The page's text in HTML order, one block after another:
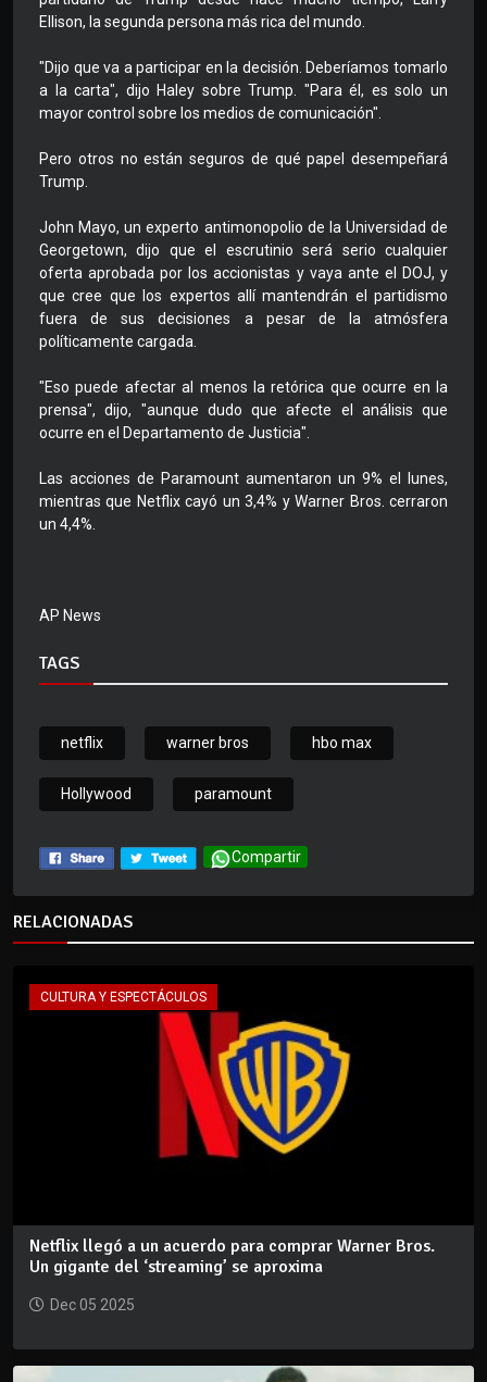
Ellison, la segunda persona más rica del mundo.
"Dijo que va a participar en la decisión. Deberíamos tomarlo
a la carta", dijo Haley sobre Trump. "Para él, es solo un
mayor control sobre los medios de comunicación".
Pero otros no están seguros de qué papel desempeñará
Trump.
John Mayo, un experto antimonopolio de la Universidad de
Georgetown, dijo que el escrutinio será serio cualquier
oferta aprobada por los accionistas y vaya ante el DOJ, y
que cree que los expertos allí mantendrán el partidismo
fuera de sus decisiones a pesar de la atmósfera
políticamente cargada.
"Eso puede afectar al menos la retórica que ocurre en la
prensa", dijo, "aunque dudo que afecte el análisis que
ocurre en el Departamento de Justicia".
Las acciones de Paramount aumentaron un 9% el lunes,
mientras que Netflix cayó un 3,4% y Warner Bros. cerraron
un 4,4%.
AP News
TAGS
netflix warner bros hbo max
Hollywood paramount
Compartir
RELACIONADAS
CULTURA Y ESPECTÁCULOS
Netflix llegó a un acuerdo para comprar Warner Bros.
Un gigante del ‘streaming’ se aproxima
Dec 05 2025